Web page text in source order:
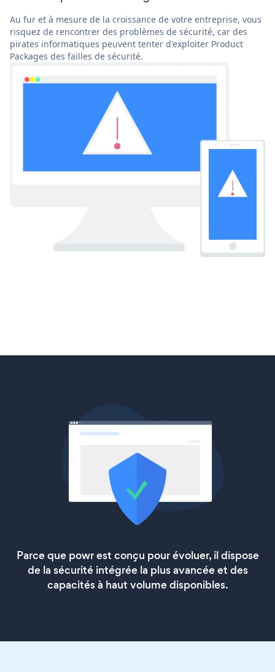
Au fur et à mesure de la croissance de votre entreprise, vous
risquez de rencontrer des problèmes de sécurité, car des
pirates informatiques peuvent tenter d'exploiter Product
Packages des failles de sécurité.
Parce que powr est conçu pour évoluer, il dispose
de la sécurité intégrée la plus avancée et des
capacités à haut volume disponibles.